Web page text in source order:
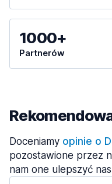
1000+
Partnerów
Doceniamy opinie o
pozostawione przez
nam one ulepszyć